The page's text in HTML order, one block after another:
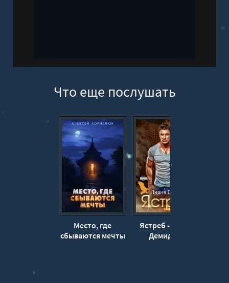
Что еще послушать
Место, где
сбываются мечты
Ястреб - Лидия
Демидова